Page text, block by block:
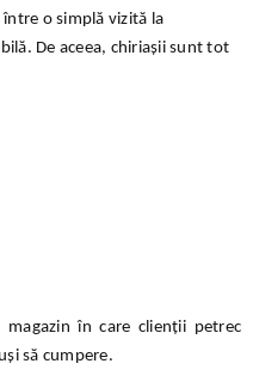
o simplă vizită la
De aceea, chiriașii sunt tot
în care clienții petrec
să cumpere.